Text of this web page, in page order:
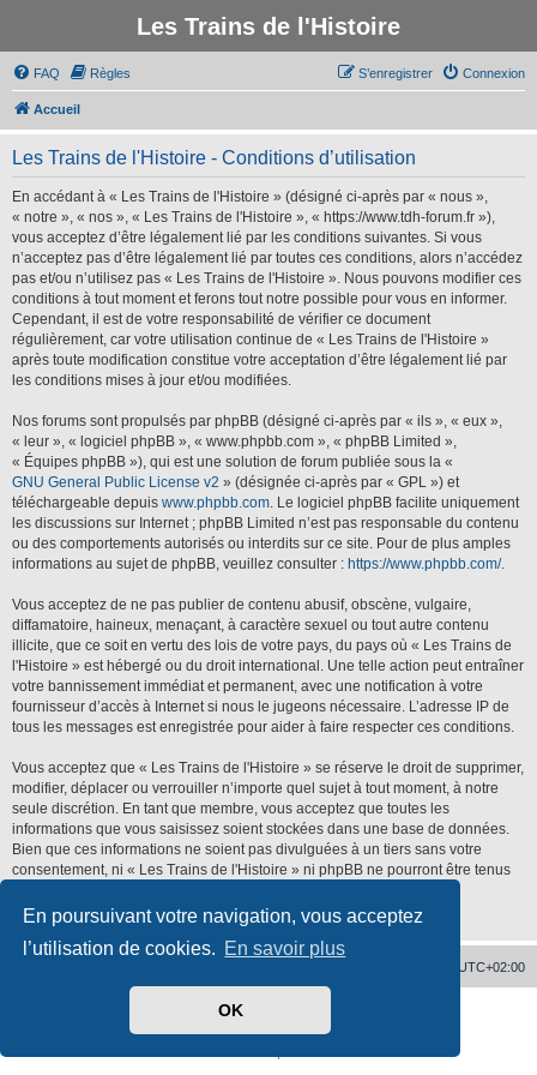
En poursuivant votre navigation, vous acceptez
l’utilisation de cookies. En savoir plus
OK
Les Trains de l'Histoire
FAQ Règles Connexion
S’enregistrer
Accueil
Les Trains de l'Histoire - Conditions d’utilisation
En accédant à « Les Trains de l'Histoire » (désigné ci-après par « nous »,
« notre », « nos », « Les Trains de l'Histoire », « https://www.tdh-forum.fr »),
vous acceptez d’être légalement lié par les conditions suivantes. Si vous
n’acceptez pas d’être légalement lié par toutes ces conditions, alors n’accédez
pas et/ou n’utilisez pas « Les Trains de l'Histoire ». Nous pouvons modifier ces
conditions à tout moment et ferons tout notre possible pour vous en informer.
Cependant, il est de votre responsabilité de vérifier ce document
régulièrement, car votre utilisation continue de « Les Trains de l'Histoire »
après toute modification constitue votre acceptation d’être légalement lié par
les conditions mises à jour et/ou modifiées.
Nos forums sont propulsés par phpBB (désigné ci-après par « ils », « eux »,
« leur », « logiciel phpBB », « www.phpbb.com », « phpBB Limited »,
« Équipes phpBB »), qui est une solution de forum publiée sous la «
GNU General Public License v2 » (désignée ci-après par « GPL ») et
téléchargeable depuis www.phpbb.com. Le logiciel phpBB facilite uniquement
les discussions sur Internet ; phpBB Limited n’est pas responsable du contenu
ou des comportements autorisés ou interdits sur ce site. Pour de plus amples
informations au sujet de phpBB, veuillez consulter : https://www.phpbb.com/.
Vous acceptez de ne pas publier de contenu abusif, obscène, vulgaire,
diffamatoire, haineux, menaçant, à caractère sexuel ou tout autre contenu
illicite, que ce soit en vertu des lois de votre pays, du pays où « Les Trains de
l'Histoire » est hébergé ou du droit international. Une telle action peut entraîner
votre bannissement immédiat et permanent, avec une notification à votre
fournisseur d’accès à Internet si nous le jugeons nécessaire. L’adresse IP de
tous les messages est enregistrée pour aider à faire respecter ces conditions.
Vous acceptez que « Les Trains de l'Histoire » se réserve le droit de supprimer,
modifier, déplacer ou verrouiller n’importe quel sujet à tout moment, à notre
seule discrétion. En tant que membre, vous acceptez que toutes les
informations que vous saisissez soient stockées dans une base de données.
Bien que ces informations ne soient pas divulguées à un tiers sans votre
consentement, ni « Les Trains de l'Histoire » ni phpBB ne pourront être tenus
compromission des données.
UTC+02:00
phpBB ® Forum Software © phpBB Limited
phpBB-fr.com